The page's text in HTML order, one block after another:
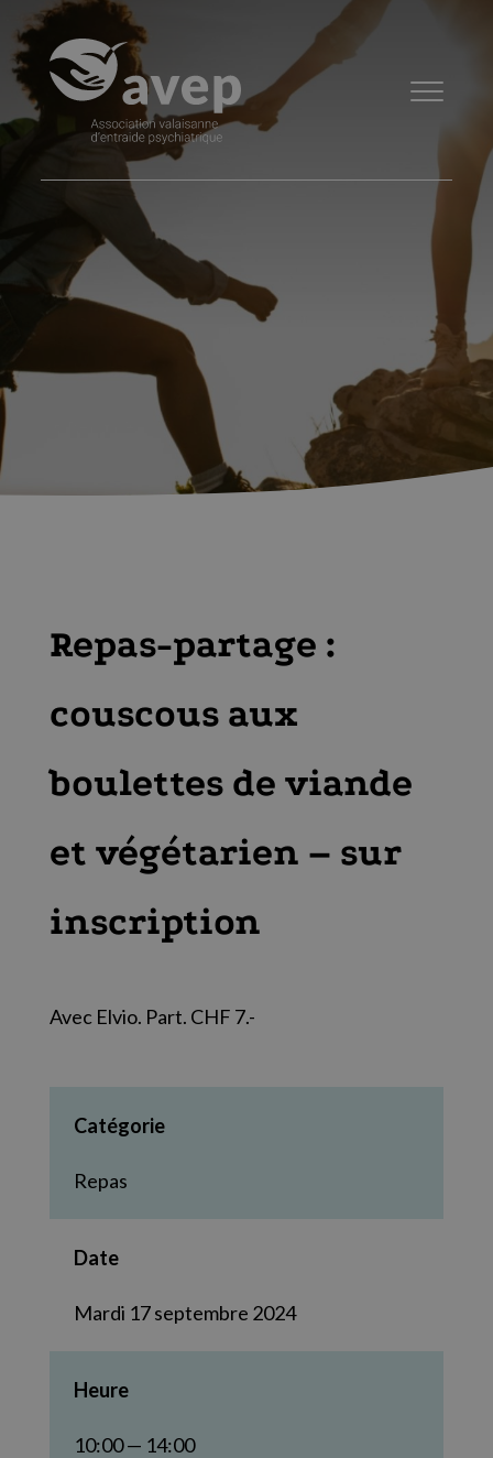
Repas-partage :
couscous aux
boulettes de viande
et végétarien – sur
inscription
Avec Elvio. Part. CHF 7.-
Catégorie
Repas
Date
Mardi 17 septembre 2024
Heure
10:00 — 14:00